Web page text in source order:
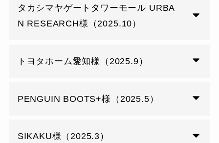
タカシマヤゲートタワーモール URBA
N RESEARCH様（2025.10）
トヨタホーム愛知様（2025.9）
PENGUIN BOOTS+様（2025.5）
SIKAKU様（2025.3）